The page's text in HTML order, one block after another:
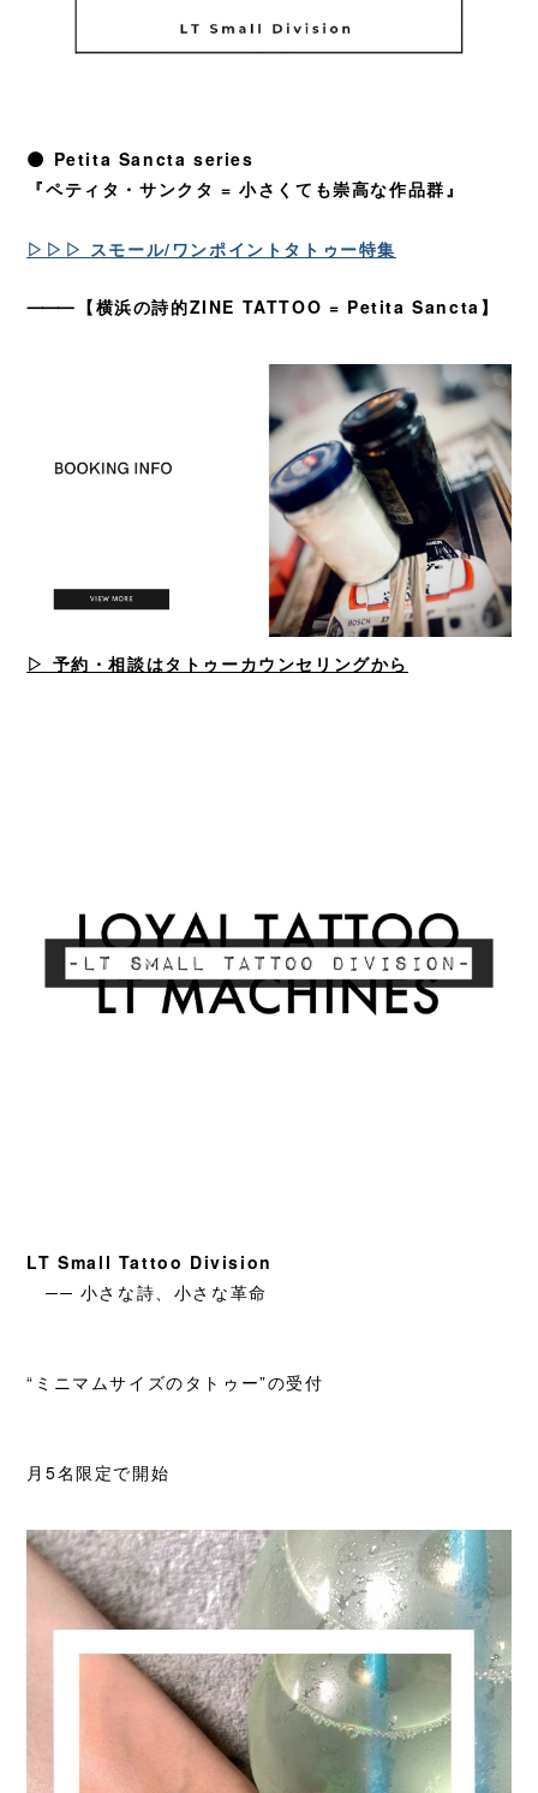
🌑 Petita Sancta series
『ペティタ・サンクタ = 小さくても崇高な作品群』
▷▷▷ スモール/ワンポイントタトゥー特集
⸻ 【横浜の詩的ZINE TATTOO = Petita Sancta】
▷ 予約・相談はタトゥーカウンセリングから
LT Small Tattoo Division
── 小さな詩、小さな革命
“ミニマムサイズのタトゥー”の受付
月5名限定で開始